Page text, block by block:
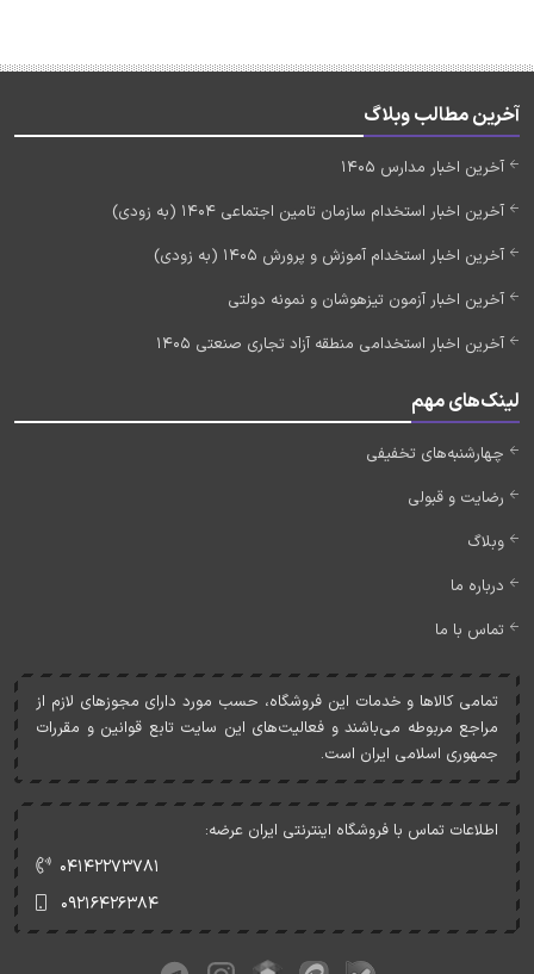
آخرین مطالب وبلاگ
آخرین اخبار مدارس 1405
آخرین اخبار استخدام سازمان تامین اجتماعی 1404 (به زودی)
آخرین اخبار استخدام آموزش و پرورش 1405 (به زودی)
آخرین اخبار آزمون تیزهوشان و نمونه دولتی
آخرین اخبار استخدامی منطقه آزاد تجاری صنعتی 1405
لینک‌های مهم
چهارشنبه‌های تخفیفی
رضایت و قبولی
وبلاگ
درباره ما
تماس با ما
تمامی کالاها و خدمات اين فروشگاه، حسب مورد دارای مجوزهای لازم از
مراجع مربوطه می‌باشند و فعاليت‌های اين سايت تابع قوانين و مقررات
جمهوری اسلامی ايران است.
اطلاعات تماس با فروشگاه اینترنتی ایران عرضه:
۰۴۱۴۲۲۷۳۷۸۱
۰۹۲۱۶۴۲۶۳۸۴